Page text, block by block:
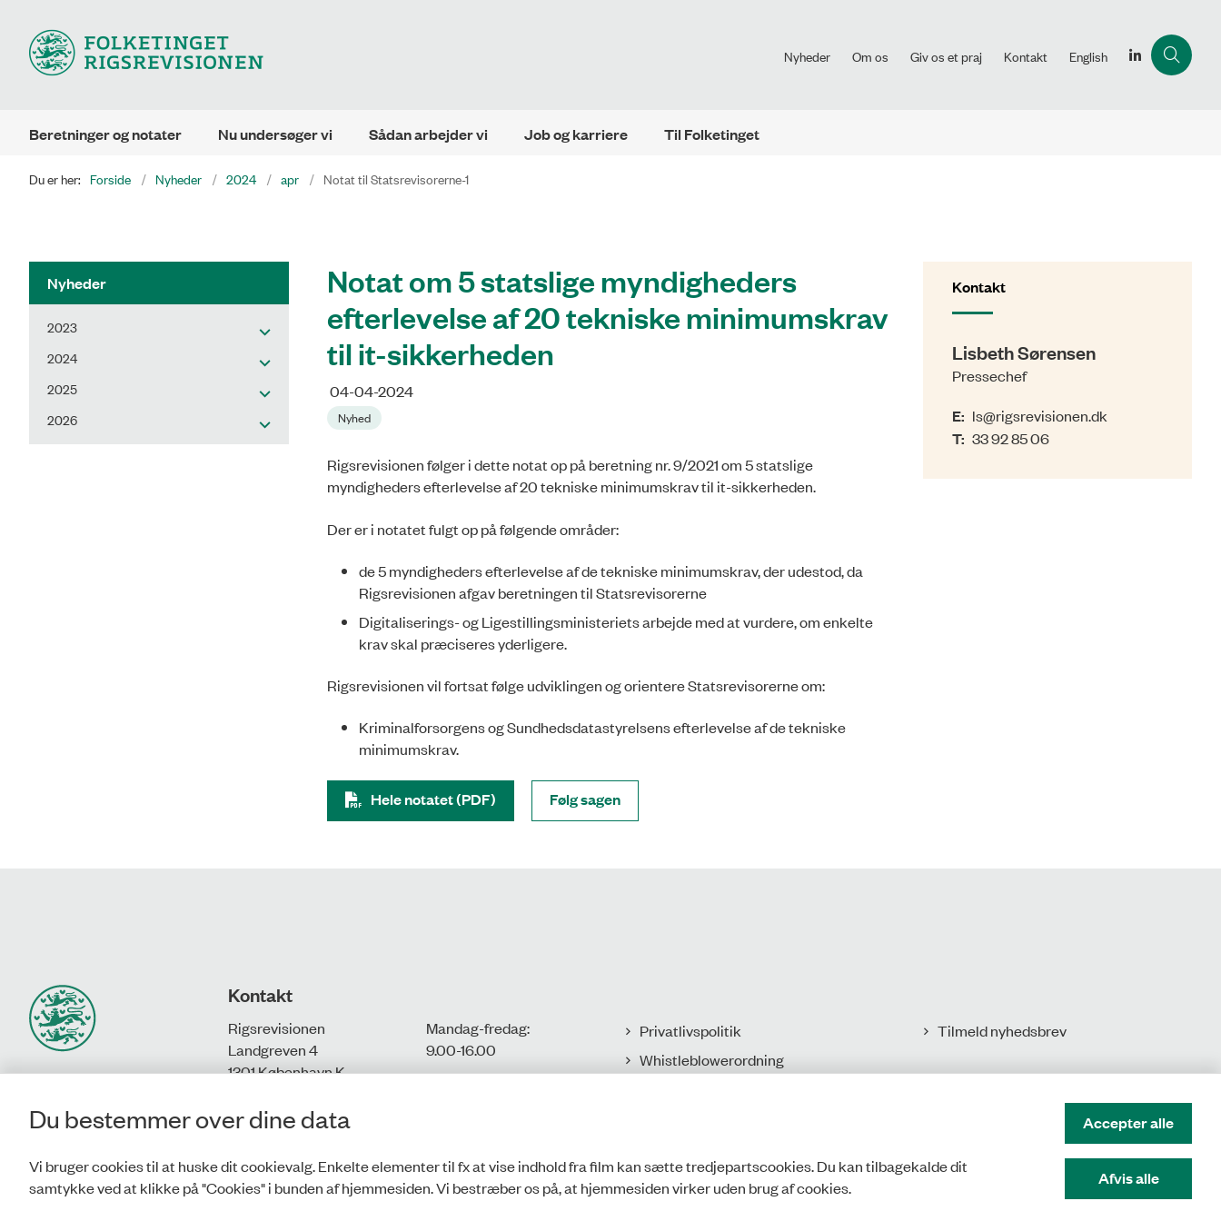
Nyheder Om os Giv os et praj Kontakt English
Beretninger og notater Nu undersøger vi Sådan arbejder vi Job og karriere Til Folketinget
Du er her: Forside Nyheder 2024 apr Notat til Statsrevisorerne-1
Nyheder
2023
2024
2025
2026
Notat om 5 statslige myndigheders
efterlevelse af 20 tekniske minimumskrav
til it-sikkerheden
04-04-2024
Nyhed
Rigsrevisionen følger i dette notat op på beretning nr. 9/2021 om 5 statslige
myndigheders efterlevelse af 20 tekniske minimumskrav til it-sikkerheden.
Der er i notatet fulgt op på følgende områder:
de 5 myndigheders efterlevelse af de tekniske minimumskrav, der udestod, da
Rigsrevisionen afgav beretningen til Statsrevisorerne
Digitaliserings- og Ligestillingsministeriets arbejde med at vurdere, om enkelte
krav skal præciseres yderligere.
Rigsrevisionen vil fortsat følge udviklingen og orientere Statsrevisorerne om:
Kriminalforsorgens og Sundhedsdatastyrelsens efterlevelse af de tekniske
minimumskrav.
Hele notatet (PDF) Følg sagen
Kontakt
Lisbeth Sørensen
Pressechef
E: ls@rigsrevisionen.dk
T: 33 92 85 06
Kontakt
Rigsrevisionen
Landgreven 4
1301 København K
T: 33 92 84 00
Mandag-fredag:
9.00-16.00​
Privatlivspolitik
Whistleblowerordning
Tilmeld nyhedsbrev
Du bestemmer over dine data
Vi bruger cookies til at huske dit cookievalg. Enkelte elementer til fx at vise indhold fra film kan sætte tredjepartscookies. Du kan tilbagekalde dit
samtykke ved at klikke på "Cookies" i bunden af hjemmesiden. Vi bestræber os på, at hjemmesiden virker uden brug af cookies.
Accepter alle
Afvis alle